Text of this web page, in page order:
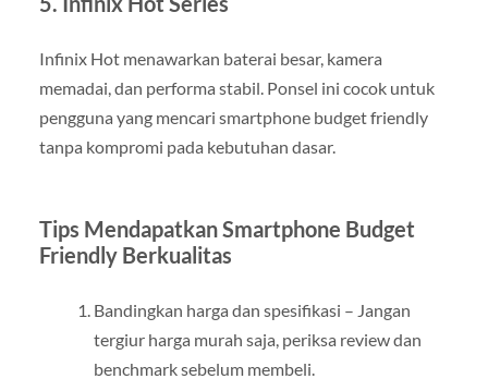
Infinix Hot menawarkan baterai besar, kamera
memadai, dan performa stabil. Ponsel ini cocok untuk
pengguna yang mencari smartphone budget friendly
tanpa kompromi pada kebutuhan dasar.
Tips Mendapatkan Smartphone Budget
Friendly Berkualitas
Bandingkan harga dan spesifikasi – Jangan
tergiur harga murah saja, periksa review dan
benchmark sebelum membeli.